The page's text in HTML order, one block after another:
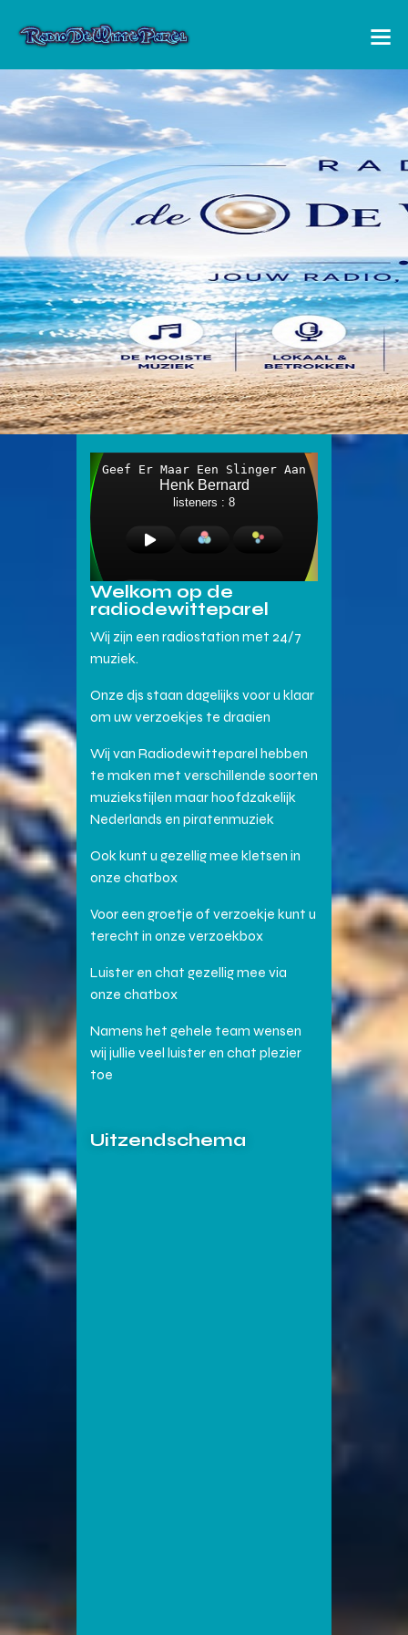
Welkom op de
radiodewitteparel
Wij zijn een radiostation met 24/7
muziek.
Onze djs staan dagelijks voor u klaar
om uw verzoekjes te draaien
Wij van Radiodewitteparel hebben
te maken met verschillende soorten
muziekstijlen maar hoofdzakelijk
Nederlands en piratenmuziek
Ook kunt u gezellig mee kletsen in
onze chatbox
Voor een groetje of verzoekje kunt u
terecht in onze verzoekbox
Luister en chat gezellig mee via
onze chatbox
Namens het gehele team wensen
wij jullie veel luister en chat plezier
toe
Uitzendschema